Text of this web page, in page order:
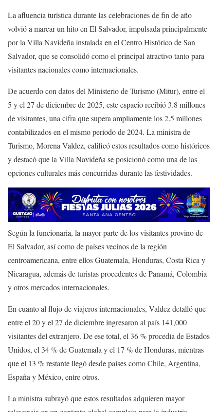
La afluencia turística durante las celebraciones de fin de año
volvió a marcar un hito en El Salvador, impulsada principalmente
por la Villa Navideña instalada en el Centro Histórico de San
Salvador, que se consolidó como el principal atractivo tanto para
visitantes nacionales como internacionales.
De acuerdo con datos del Ministerio de Turismo (Mitur), entre el
5 y el 27 de diciembre de 2025, este espacio recibió 3.8 millones
de visitantes, una cifra que supera ampliamente los 2.5 millones
contabilizados en el mismo período de 2024. La ministra de
Turismo, Morena Valdez, calificó estos resultados como históricos
y destacó que la Villa Navideña se posicionó como una de las
opciones culturales más concurridas durante las festividades.
Según la funcionaria, la mayor parte de los visitantes provino de
El Salvador, así como de países vecinos de la región
centroamericana, entre ellos Guatemala, Honduras, Costa Rica y
Nicaragua, además de turistas procedentes de Panamá, Colombia
y otros mercados internacionales.
En cuanto al flujo de viajeros internacionales, Valdez detalló que
entre el 20 y el 27 de diciembre ingresaron al país 141,000
visitantes del extranjero. De ese total, el 36 % procedía de Estados
Unidos, el 34 % de Guatemala y el 17 % de Honduras, mientras
que el 13 % restante llegó desde países como Chile, Argentina,
España y México, entre otros.
La ministra subrayó que estos resultados adquieren mayor